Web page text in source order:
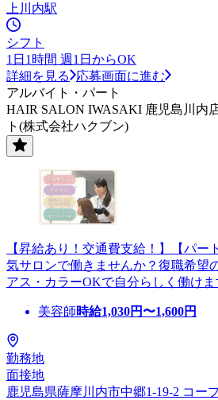
上川内駅
シフト
1日1時間 週1日からOK
詳細を見る
応募画面に進む
アルバイト・パート
HAIR SALON IWASAKI 鹿児島川内
ト(株式会社ハクブン)
【昇給あり！交通費支給！】【パー
気サロンで働きませんか？復職希望
アス・カラーOKで自分らしく働けま
美容師時給1,030円〜1,600円
勤務地
面接地
鹿児島県薩摩川内市中郷1-19-2 コー